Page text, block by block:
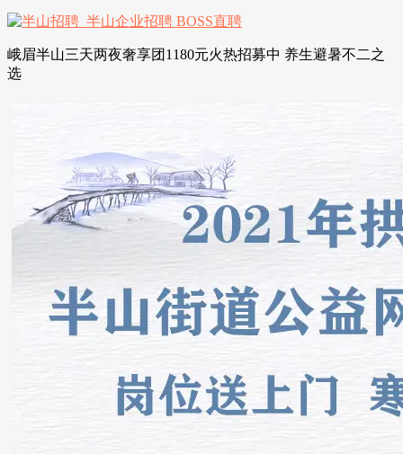
峨眉半山三天两夜奢享团1180元火热招募中 养生避暑不二之
选